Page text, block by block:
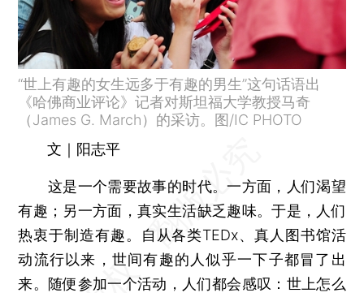
“世上有趣的女生远多于有趣的男生”这句话语出
《哈佛商业评论》记者对斯坦福大学教授马奇
（James G. March）的采访。图/IC PHOTO
文｜阳志平
这是一个需要故事的时代。一方面，人们渴望
有趣；另一方面，真实生活缺乏趣味。于是，人们
热衷于制造有趣。自从各类TEDx、真人图书馆活
动流行以来，世间有趣的人似乎一下子都冒了出
来。随便参加一个活动，人们都会感叹：世上怎么